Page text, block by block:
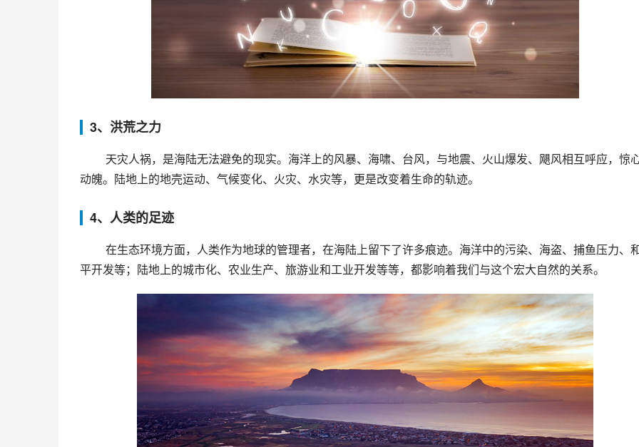
3、洪荒之力
动魄。陆地上的地壳运动、气候变化、火灾、水灾等，更是改变着生命的轨迹。
4、人类的足迹
平开发等；陆地上的城市化、农业生产、旅游业和工业开发等等，都影响着我们与这个宏大自然的关系。